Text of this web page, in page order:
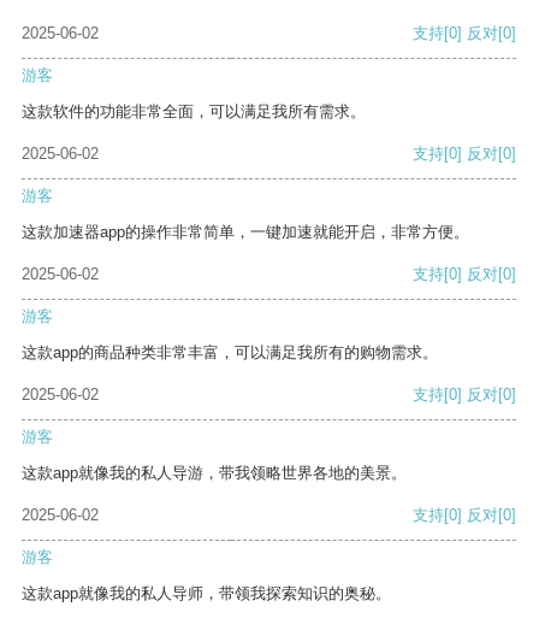
2025-06-02 支持[0] 反对[0]
游客
这款软件的功能非常全面，可以满足我所有需求。
2025-06-02 支持[0] 反对[0]
游客
这款加速器app的操作非常简单，一键加速就能开启，非常方便。
2025-06-02 支持[0] 反对[0]
游客
这款app的商品种类非常丰富，可以满足我所有的购物需求。
2025-06-02 支持[0] 反对[0]
游客
这款app就像我的私人导游，带我领略世界各地的美景。
2025-06-02 支持[0] 反对[0]
游客
这款app就像我的私人导师，带领我探索知识的奥秘。